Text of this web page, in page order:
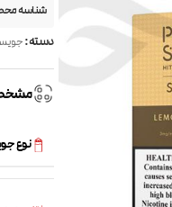
شناسه
دسته:جویس
نوع